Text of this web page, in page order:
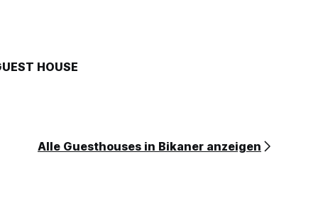
HOUSE
Alle Guesthouses in Bikaner anzeigen